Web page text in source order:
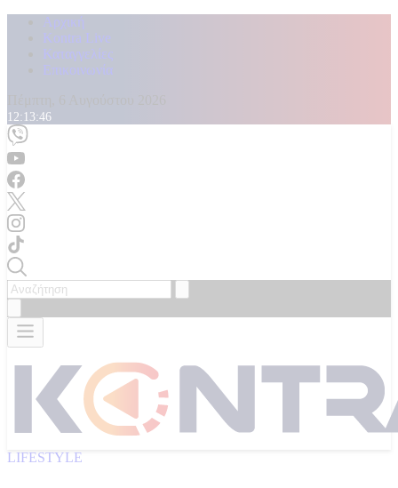
Αρχική
Kontra Live
Καταγγελίες
Επικοινωνία
12:13:47
LIFESTYLE